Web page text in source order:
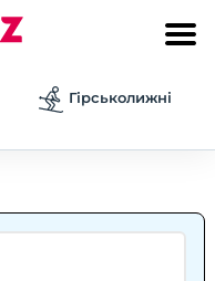
Гірськолижні